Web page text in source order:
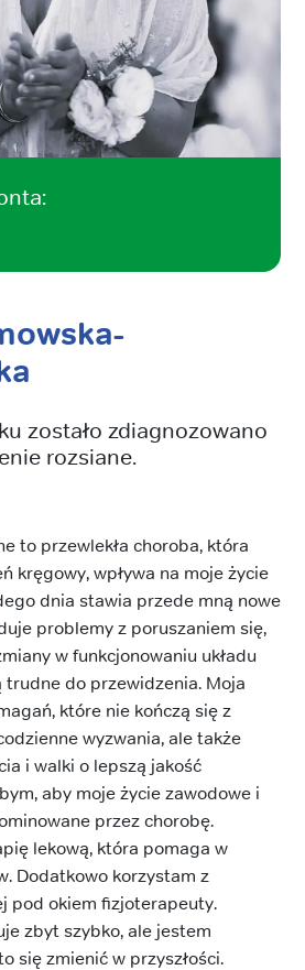
zostało zdiagnozowano
rozsiane.
to przewlekła choroba, która
kręgowy, wpływa na moje życie
dnia stawia przede mną nowe
problemy z poruszaniem się,
w funkcjonowaniu układu
trudne do przewidzenia. Moja
które nie kończą się z
wyzwania, ale także
i walki o lepszą jakość
aby moje życie zawodowe i
przez chorobę.
lekową, która pomaga w
Dodatkowo korzystam z
pod okiem fizjoterapeuty.
zbyt szybko, ale jestem
się zmienić w przyszłości.